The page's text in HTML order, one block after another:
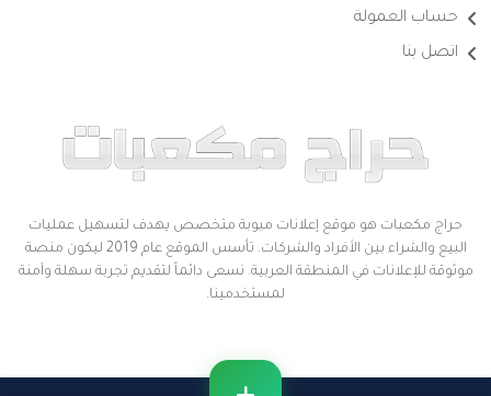
حساب العمولة
اتصل بنا
حراج مكعبات هو موقع إعلانات مبوبة متخصص يهدف لتسهيل عمليات
البيع والشراء بين الأفراد والشركات. تأسس الموقع عام 2019 ليكون منصة
موثوقة للإعلانات في المنطقة العربية. نسعى دائماً لتقديم تجربة سهلة وآمنة
لمستخدمينا.